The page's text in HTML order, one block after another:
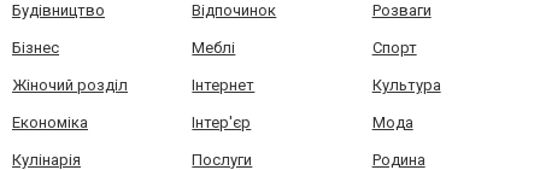
Будівництво Відпочинок Розваги
Бізнес Меблі Спорт
Жіночий розділ Інтернет Культура
Економіка Інтер'єр Мода
Кулінарія Послуги Родина